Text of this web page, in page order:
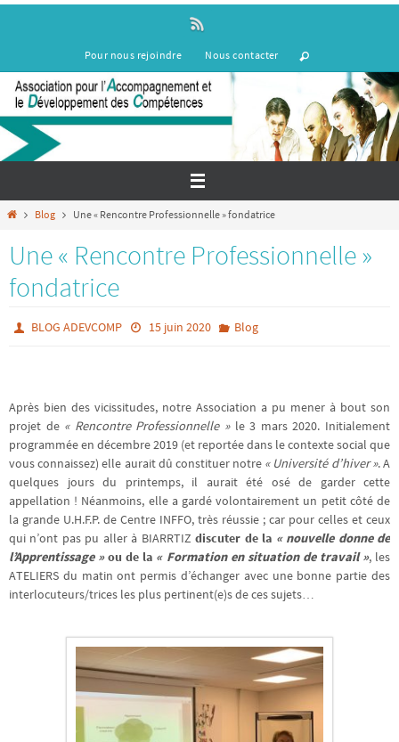
contenu
Pour nous rejoindre Nous contacter
HomeBlog Une « Rencontre Professionnelle » fondatrice
Une « Rencontre Professionnelle »
fondatrice
BLOG ADEVCOMP 15 juin 2020 Blog
Après bien des vicissitudes, notre Association a pu mener à bout son
projet de « Rencontre Professionnelle »le 3 mars 2020. Initialement
programmée en décembre 2019 (et reportée dans le contexte social que
vous connaissez) elle aurait dû constituer notre « Université d’hiver ». A
quelques jours du printemps, il aurait été osé de garder cette
appellation ! Néanmoins, elle a gardé volontairement un petit côté de
la grande U.H.F.P. de Centre INFFO, très réussie ; car pour celles et ceux
qui n’ont pas pu aller à BIARRTIZdiscuter de la « nouvelle donne de
l’Apprentissage »ou de la « Formation en situation de travail », les
ATELIERS du matin ont permis d’échanger avec une bonne partie des
interlocuteurs/trices les plus pertinent(e)s de ces sujets…